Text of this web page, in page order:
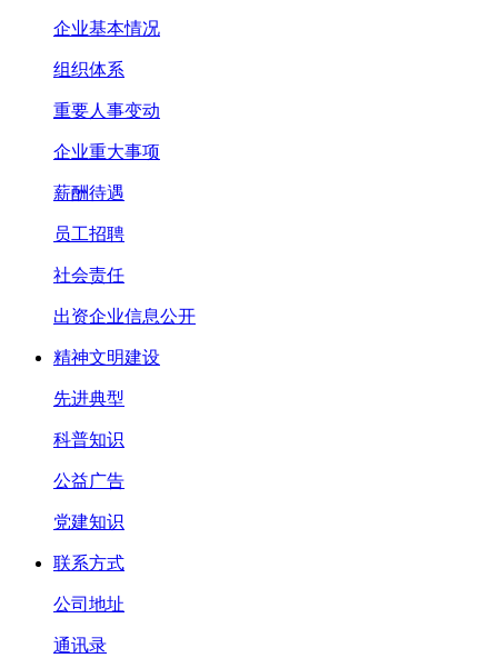
企业基本情况
组织体系
重要人事变动
企业重大事项
薪酬待遇
员工招聘
社会责任
出资企业信息公开
精神文明建设
先进典型
科普知识
公益广告
党建知识
联系方式
公司地址
通讯录